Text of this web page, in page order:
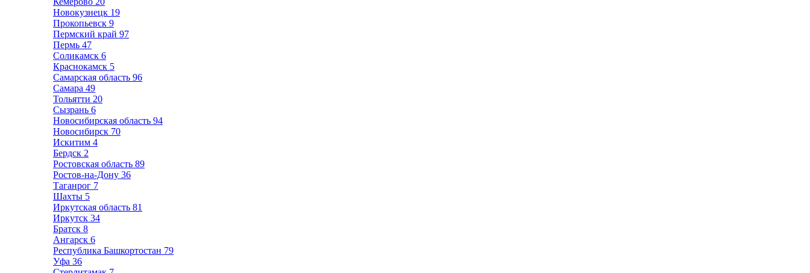
Новокузнецк 19
Прокопьевск 9
Пермский край 97
Пермь 47
Соликамск 6
Краснокамск 5
Самарская область 96
Самара 49
Тольятти 20
Сызрань 6
Новосибирская область 94
Новосибирск 70
Искитим 4
Бердск 2
Ростовская область 89
Ростов-на-Дону 36
Таганрог 7
Шахты 5
Иркутская область 81
Иркутск 34
Братск 8
Ангарск 6
Республика Башкортостан 79
Уфа 36